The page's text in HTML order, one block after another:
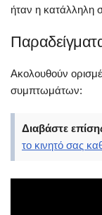
ήταν η κατάλληλη
Ακολουθούν
συμπτωμάτων:
Διαβάστε
το κινητό σας